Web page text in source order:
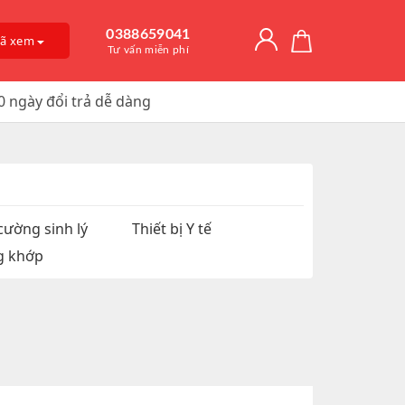
xem 0388659041
Tư vấn miễn phí
Chúa
Hàu
ngày đổi trả dễ dàng
sinh lý
Thiết bị Y tế
khớp